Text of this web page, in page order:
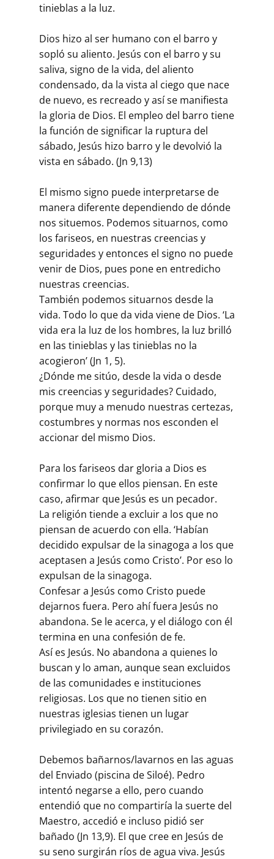
tinieblas a la luz.
Dios hizo al ser humano con el barro y
sopló su aliento. Jesús con el barro y su
saliva, signo de la vida, del aliento
condensado, da la vista al ciego que nace
de nuevo, es recreado y así se manifiesta
la gloria de Dios. El empleo del barro tiene
la función de significar la ruptura del
sábado, Jesús hizo barro y le devolvió la
vista en sábado. (Jn 9,13)
El mismo signo puede interpretarse de
manera diferente dependiendo de dónde
nos situemos. Podemos situarnos, como
los fariseos, en nuestras creencias y
seguridades y entonces el signo no puede
venir de Dios, pues pone en entredicho
nuestras creencias.
También podemos situarnos desde la
vida. Todo lo que da vida viene de Dios. ‘La
vida era la luz de los hombres, la luz brilló
en las tinieblas y las tinieblas no la
acogieron’ (Jn 1, 5).
¿Dónde me sitúo, desde la vida o desde
mis creencias y seguridades? Cuidado,
porque muy a menudo nuestras certezas,
costumbres y normas nos esconden el
accionar del mismo Dios.
Para los fariseos dar gloria a Dios es
confirmar lo que ellos piensan. En este
caso, afirmar que Jesús es un pecador.
La religión tiende a excluir a los que no
piensan de acuerdo con ella. ‘Habían
decidido expulsar de la sinagoga a los que
aceptasen a Jesús como Cristo’. Por eso lo
expulsan de la sinagoga.
Confesar a Jesús como Cristo puede
dejarnos fuera. Pero ahí fuera Jesús no
abandona. Se le acerca, y el diálogo con él
termina en una confesión de fe.
Así es Jesús. No abandona a quienes lo
buscan y lo aman, aunque sean excluidos
de las comunidades e instituciones
religiosas. Los que no tienen sitio en
nuestras iglesias tienen un lugar
privilegiado en su corazón.
Debemos bañarnos/lavarnos en las aguas
del Enviado (piscina de Siloé). Pedro
intentó negarse a ello, pero cuando
entendió que no compartiría la suerte del
Maestro, accedió e incluso pidió ser
bañado (Jn 13,9). El que cree en Jesús de
su seno surgirán ríos de agua viva. Jesús